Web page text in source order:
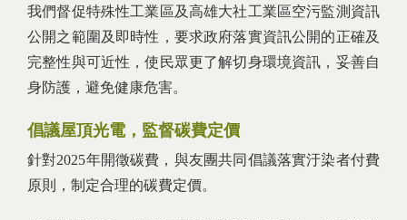
我們督促特殊性工業區及高雄大社工業區空污監測資訊
公開之範圍及即時性，要求政府落實資訊公開的正確及
完整性與可近性，使民眾更了解切身環境資訊，妥善自
身防護，避免健康危害。
倡議屋頂光電，監督碳費定價
針對2025年開徵碳費，與友團共同倡議落實汙染者付費
原則，制定合理的碳費定價。